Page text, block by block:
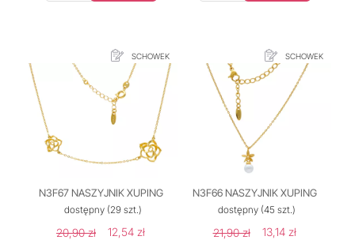
SCHOWEK
N3F67 NASZYJNIK XUPING
dostępny(29 szt.)
20,90 zł 12,54 zł
SCHOWEK
N3F66 NASZYJNIK XUPING
dostępny(45 szt.)
21,90 zł 13,14 zł